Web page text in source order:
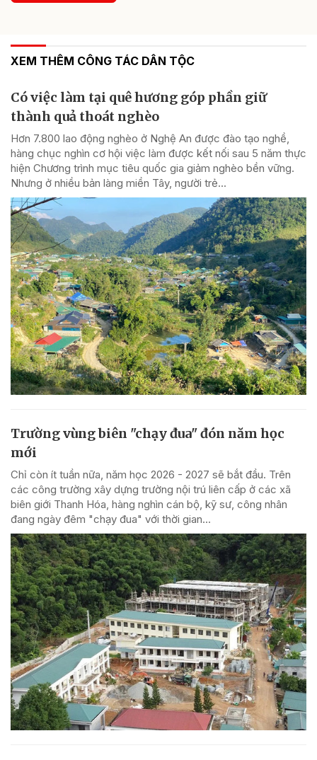
XEM THÊM CÔNG TÁC DÂN TỘC
Có việc làm tại quê hương góp phần giữ
thành quả thoát nghèo
Hơn 7.800 lao động nghèo ở Nghệ An được đào tạo nghề,
hàng chục nghìn cơ hội việc làm được kết nối sau 5 năm thực
hiện Chương trình mục tiêu quốc gia giảm nghèo bền vững.
Nhưng ở nhiều bản làng miền Tây, người trẻ...
Trường vùng biên "chạy đua" đón năm học
mới
Chỉ còn ít tuần nữa, năm học 2026 - 2027 sẽ bắt đầu. Trên
các công trường xây dựng trường nội trú liên cấp ở các xã
biên giới Thanh Hóa, hàng nghìn cán bộ, kỹ sư, công nhân
đang ngày đêm "chạy đua" với thời gian...